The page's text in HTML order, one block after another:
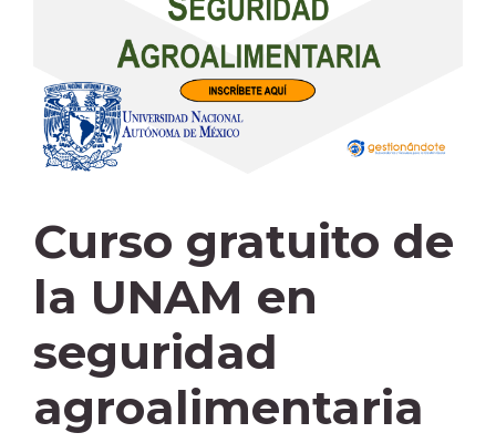
Curso gratuito de
la UNAM en
seguridad
agroalimentaria